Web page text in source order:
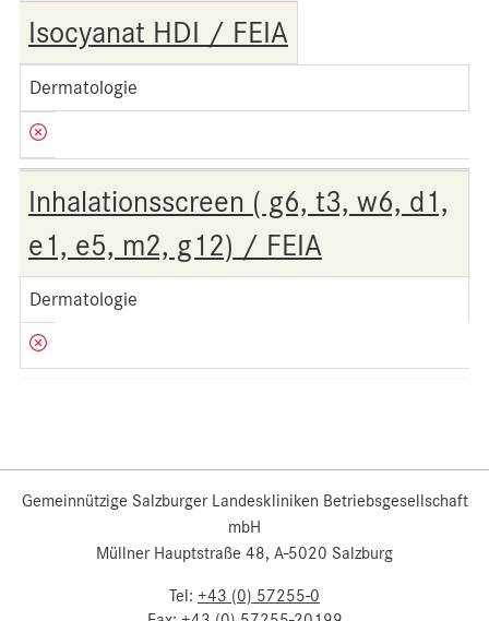
Isocyanat HDI / FEIA
Dermatologie
Inhalationsscreen ( g6, t3, w6, d1,
e1, e5, m2, g12) / FEIA
Dermatologie
Gemeinnützige Salzburger Landeskliniken Betriebsgesellschaft
mbH
Müllner Hauptstraße 48, A-5020 Salzburg
Tel: +43 (0) 57255-0